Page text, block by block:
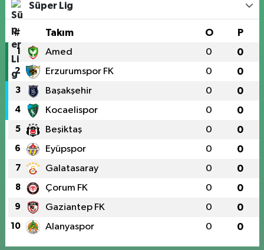
Süper Lig
# Takım O P
1 Amed 0 0
2 Erzurumspor FK 0 0
3 Başakşehir 0 0
4 Kocaelispor 0 0
5 Beşiktaş 0 0
6 Eyüpspor 0 0
7 Galatasaray 0 0
8 Çorum FK 0 0
9 Gaziantep FK 0 0
10 Alanyaspor 0 0